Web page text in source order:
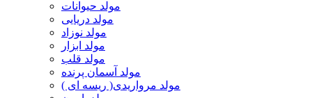
مولد حیوانات
مولد دریایی
مولد نوزاد
مولد ابزار
مولد قلب
مولد آسمان پرنده
مولد مرواریدی( ریسه ای )